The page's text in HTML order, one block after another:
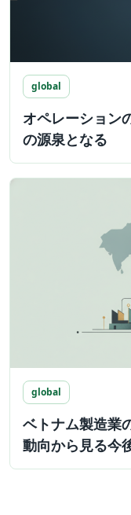
global
オペレーション
の源泉となる
global
ベトナム製造業
動向から見る今